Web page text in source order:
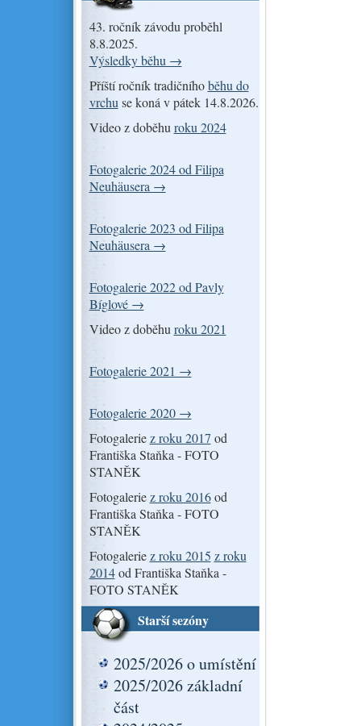
43. ročník závodu proběhl
8.8.2025.
Výsledky běhu →
Příští ročník tradičníhoběhu do
vrchu se koná v pátek 14.8.2026.
Video z doběhu roku 2024
Fotogalerie 2024 od Filipa
Neuhäusera →
Fotogalerie 2023 od Filipa
Neuhäusera →
Fotogalerie 2022 od Pavly
Bíglové →
Video z doběhu roku 2021
Fotogalerie 2021 →
Fotogalerie 2020 →
Fotogaleriez roku 2017 od
Františka Staňka - FOTO
STANĚK
Fotogaleriez roku 2016od
Františka Staňka - FOTO
STANĚK
Fotogaleriez roku 2015 z roku
2014od Františka Staňka -
FOTO STANĚK
Starší sezóny
2025/2026 o umístění
2025/2026 základní
část